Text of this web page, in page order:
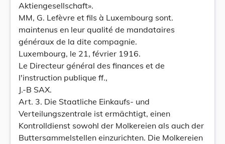
Aktiengesellschaft».
MM, G. Lefèvre et fils à Luxembourg sont.
maintenus en leur qualité de mandataires
généraux de la dite compagnie.
Luxembourg, le 21, février 1916.
Le Directeur général des finances et de
l'instruction publique ff.,
J.-B SAX.
Art. 3. Die Staatliche Einkaufs- und
Verteilungszentrale ist ermächtigt, einen
Kontrolldienst sowohl der Molkereien als auch der
Buttersammelstellen einzurichten. Die Molkereien